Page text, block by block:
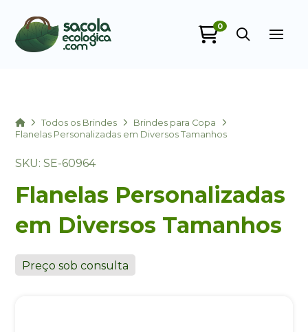
0
HomeTodos os Brindes
Brindes para Copa
Flanelas Personalizadas em Diversos Tamanhos
SKU: SE-60964
Flanelas Personalizadas
em Diversos Tamanhos
Preço sob consulta